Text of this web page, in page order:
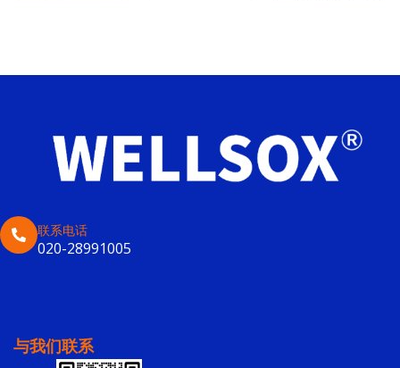
联系电话
020-28991005
与我们联系